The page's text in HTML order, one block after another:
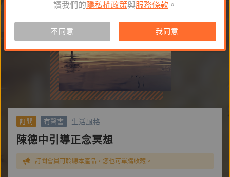
訂閱 有聲書 生活風格
陳德中引導正念冥想
訂閱會員可聆聽本產品，您也可單購收藏。
讀我們的 隱私權政策與服務條款 。
不同意 我同意